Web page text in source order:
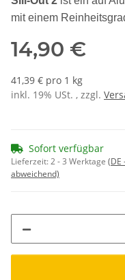
mit einem
14,90 €
41,39 € pro 1 kg
inkl. 19% USt. , zzgl.
Sofort verfügbar
Lieferzeit:2 - 3 Werktage (DE
abweichend)